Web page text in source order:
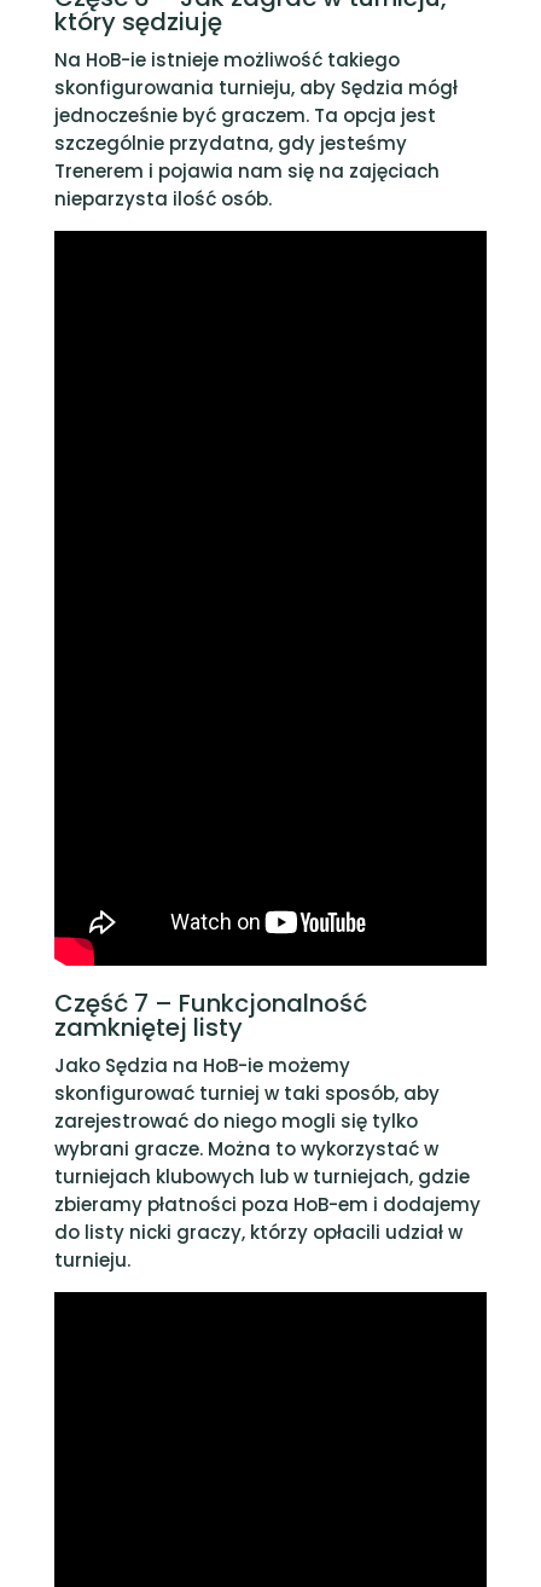
który sędziuję
Na HoB-ie istnieje możliwość takiego
skonfigurowania turnieju, aby Sędzia mógł
jednocześnie być graczem. Ta opcja jest
szczególnie przydatna, gdy jesteśmy
Trenerem i pojawia nam się na zajęciach
nieparzysta ilość osób.
Część 7 – Funkcjonalność
zamkniętej listy
Jako Sędzia na HoB-ie możemy
skonfigurować turniej w taki sposób, aby
zarejestrować do niego mogli się tylko
wybrani gracze. Można to wykorzystać w
turniejach klubowych lub w turniejach, gdzie
zbieramy płatności poza HoB-em i dodajemy
do listy nicki graczy, którzy opłacili udział w
turnieju.